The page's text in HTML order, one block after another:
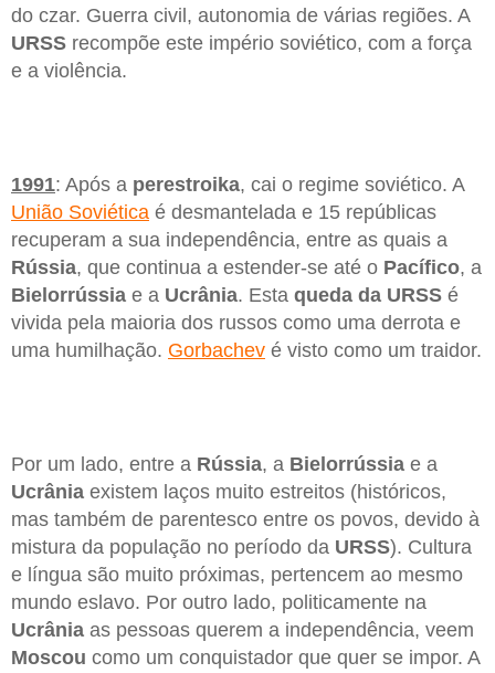
do czar. Guerra civil, autonomia de várias regiões. A
URSS recompõe este império soviético, com a força
e a violência.
1991: Após a perestroika, cai o regime soviético. A
União Soviética é desmantelada e 15 repúblicas
recuperam a sua independência, entre as quais a
Rússia, que continua a estender-se até o Pacífico, a
Bielorrússia e a Ucrânia. Esta queda da URSS é
vivida pela maioria dos russos como uma derrota e
uma humilhação. Gorbachev é visto como um traidor.
Por um lado, entre a Rússia, a Bielorrússia e a
Ucrânia existem laços muito estreitos (históricos,
mas também de parentesco entre os povos, devido à
mistura da população no período da URSS). Cultura
e língua são muito próximas, pertencem ao mesmo
mundo eslavo. Por outro lado, politicamente na
Ucrânia as pessoas querem a independência, veem
Moscou como um conquistador que quer se impor. A